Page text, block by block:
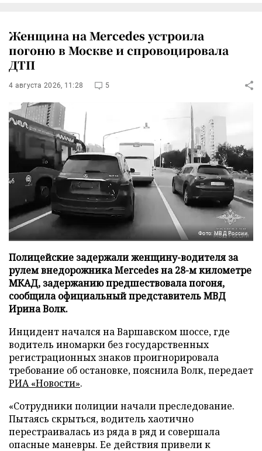
Женщина на Mercedes устроила
погоню в Москве и спровоцировала
ДТП
4 августа 2026, 11:28 5
Фото: МВД России
Полицейские задержали женщину-водителя за
рулем внедорожника Mercedes на 28-м километре
МКАД, задержанию предшествовала погоня,
сообщила официальный представитель МВД
Ирина Волк.
Инцидент начался на Варшавском шоссе, где
водитель иномарки без государственных
регистрационных знаков проигнорировала
требование об остановке, пояснила Волк, передает
РИА «Новости».
«Сотрудники полиции начали преследование.
Пытаясь скрыться, водитель хаотично
перестраивалась из ряда в ряд и совершала
опасные маневры. Ее действия привели к